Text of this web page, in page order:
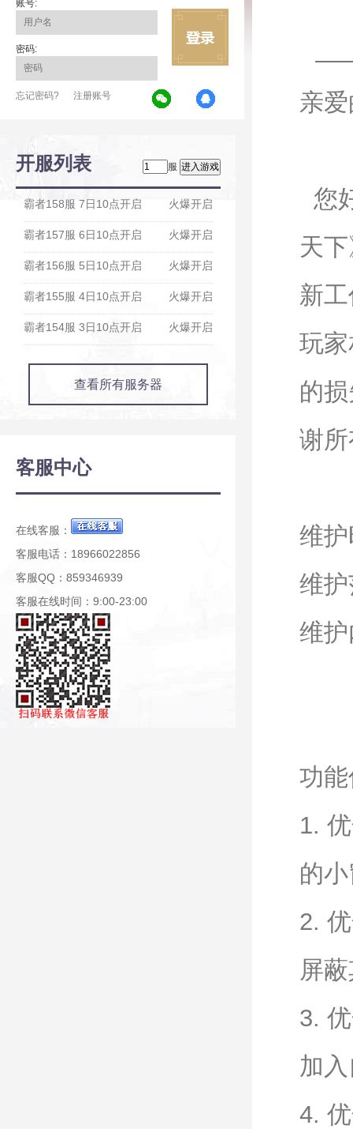
账号:
密码:
忘记密码? 注册账号
开服列表 服
火爆开启
霸者158服 7日10点开启
火爆开启
霸者157服 6日10点开启
火爆开启
霸者156服 5日10点开启
火爆开启
霸者155服 4日10点开启
火爆开启
霸者154服 3日10点开启
查看所有服务器
客服中心
在线客服：
客服电话：18966022856
客服QQ：859346939
客服在线时间：9:00-23:00
亲
您
天
新
玩
的
谢
维
维
维
功
1.
的
2.
屏
3.
加
4.